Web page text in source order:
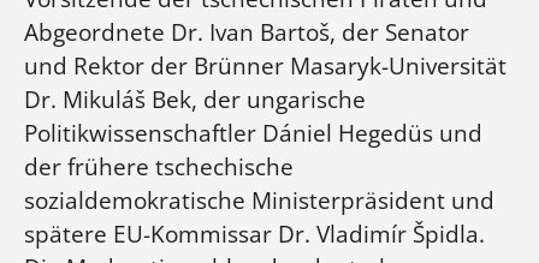
Abgeordnete Dr. Ivan Bartoš, der Senator
und Rektor der Brünner Masaryk-Universität
Dr. Mikuláš Bek, der ungarische
Politikwissenschaftler Dániel Hegedüs und
der frühere tschechische
sozialdemokratische Ministerpräsident und
spätere EU-Kommissar Dr. Vladimír Špidla.